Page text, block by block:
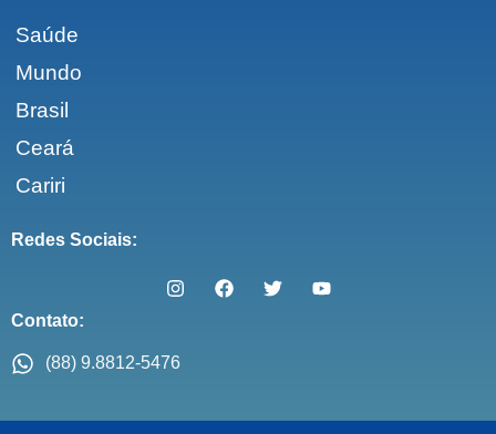
Saúde
Mundo
Brasil
Ceará
Cariri
Redes Sociais:
Contato:
(88) 9.8812-5476